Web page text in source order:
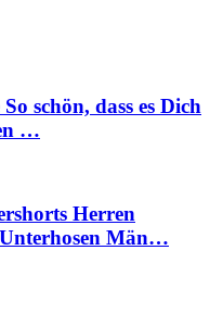
schön, dass es Dich
…
Herren
Män…